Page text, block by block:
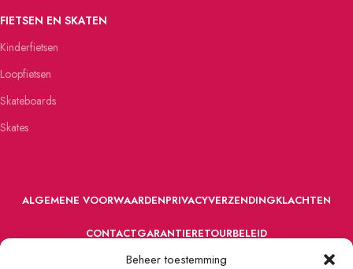
Beheer toestemming
FIETSEN EN SKATEN
Kinderfietsen
Loopfietsen
Skateboards
Skates
ALGEMENE VOORWAARDENPRIVACYVERZENDINGKLACHTEN
CONTACTGARANTIERETOURBELEID